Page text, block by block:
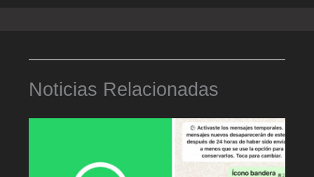
Noticias Relacionadas